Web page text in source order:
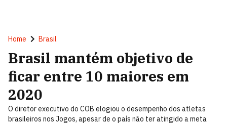
Home Brasil
Brasil mantém objetivo de
ficar entre 10 maiores em
2020
O diretor executivo do COB elogiou o desempenho dos atletas
brasileiros nos Jogos, apesar de o país não ter atingido a meta